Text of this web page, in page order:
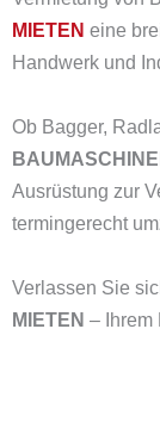
MIETEN eine
Handwerk und
Ob Bagger,
Ausrüstung zur
termingerecht
Verlassen Sie
MIETEN – Ihrem